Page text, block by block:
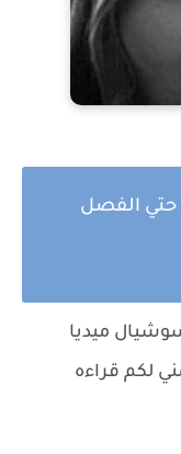
حتي الفصل
ميديا
لكم قراءه